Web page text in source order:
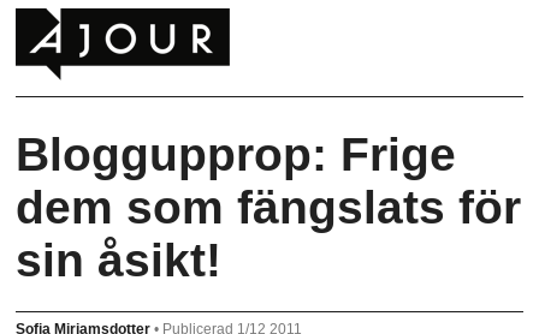
Bloggupprop: Frige
dem som fängslats för
sin åsikt!
Sofia Mirjamsdotter • Publicerad 1/12 2011